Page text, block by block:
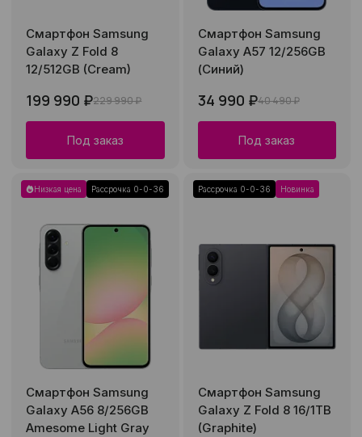
Смартфон Samsung
Galaxy Z Fold 8
12/512GB (Cream)
199 990 ₽229 990 ₽
Под заказ
Смартфон Samsung
Galaxy A57 12/256GB
(Синий)
34 990 ₽40 490 ₽
Под заказ
Низкая цена Рассрочка 0-0-36
Смартфон Samsung
Galaxy A56 8/256GB
Amesome Light Gray
Рассрочка 0-0-36 Новинка
Смартфон Samsung
Galaxy Z Fold 8 16/1TB
(Graphite)